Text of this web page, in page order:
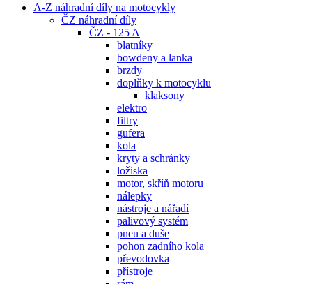
A-Z náhradní díly na motocykly
ČZ náhradní díly
ČZ - 125 A
blatníky
bowdeny a lanka
brzdy
doplňky k motocyklu
klaksony
elektro
filtry
gufera
kola
kryty a schránky
ložiska
motor, skříň motoru
nálepky
nástroje a nářadí
palivový systém
pneu a duše
pohon zadního kola
převodovka
přístroje